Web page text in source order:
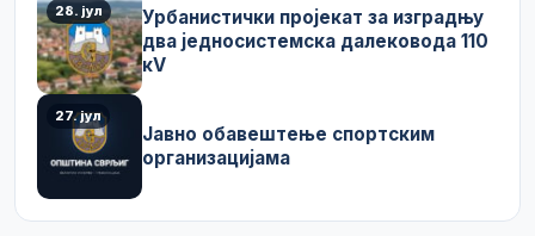
28. јул
Урбанистички пројекат за изградњу
два једносистемска далековода 110
кV
27. јул
Јавно обавештење спортским
организацијама